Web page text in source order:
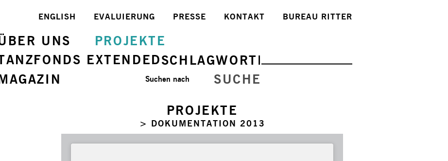
BUREAU RITTER
KONTAKT
PRESSE
EVALUIERUNG
ENGLISH
UNS
PROJEKTE
EXTENDEDSCHLAGWORTE
SUCHE
Suchen nach
PROJEKTE
> DOKUMENTATION 2013